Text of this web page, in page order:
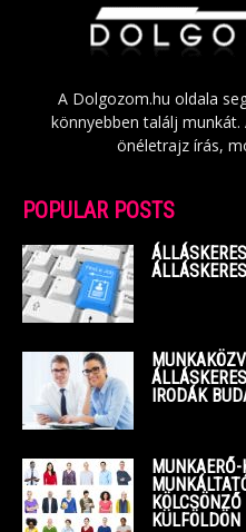
A Dolgozom.hu oldala
könnyebben találj munkát.
önéletrajz írás,
POPULAR POSTS
IRODÁK
KÜLFÖLDÖN